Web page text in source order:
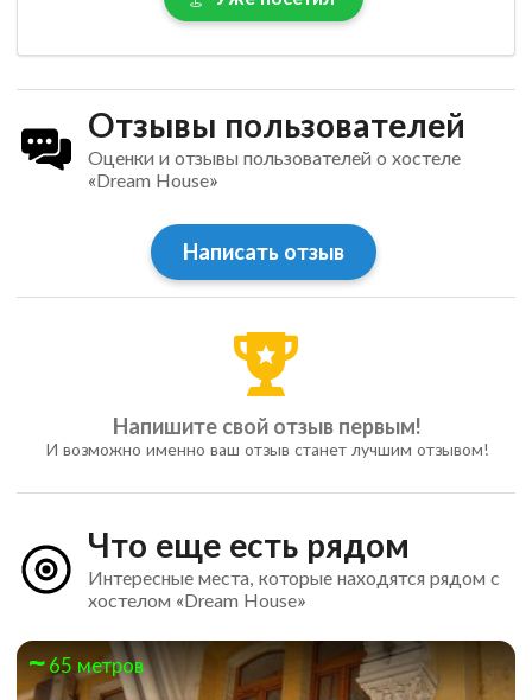
Отзывы пользователей
Оценки и отзывы пользователей о хостеле
«Dream House»
Написать отзыв
Напишите свой отзыв первым!
И возможно именно ваш отзыв станет лучшим отзывом!
Что еще есть рядом
Интересные места, которые находятся рядом с
хостелом «Dream House»
65 метров